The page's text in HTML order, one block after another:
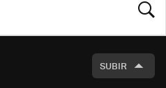
SUBIR